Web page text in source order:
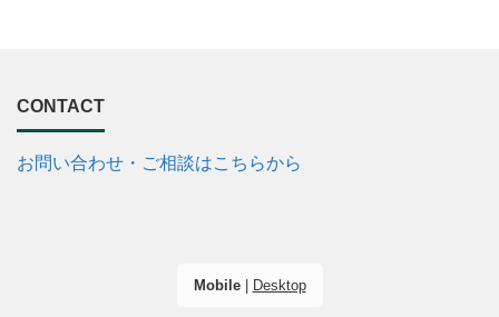
CONTACT
お問い合わせ・ご相談はこちらから
Mobile| Desktop